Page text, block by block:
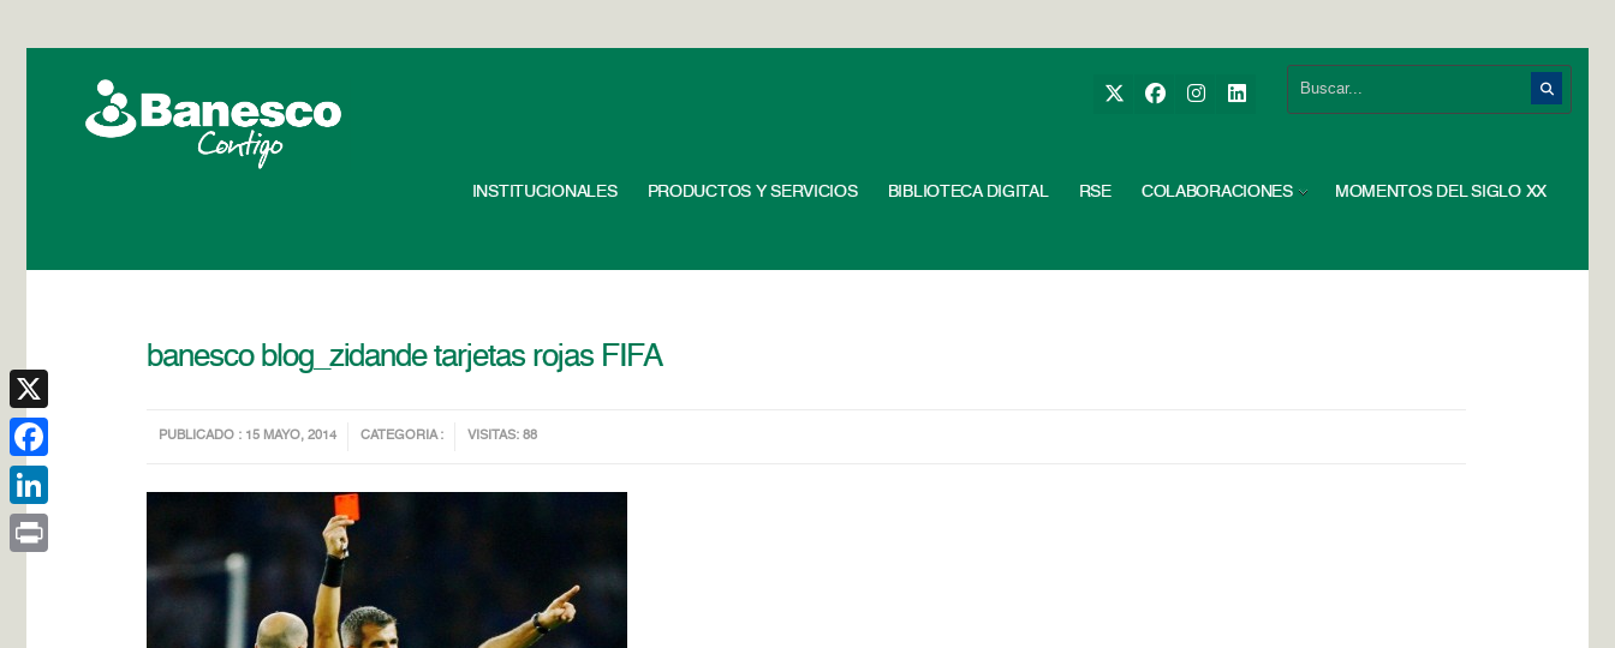
INSTITUCIONALES PRODUCTOS Y SERVICIOS BIBLIOTECA DIGITAL RSE COLABORACIONES MOMENTOS DEL SIGLO XX
banesco blog_zidande tarjetas rojas FIFA
PUBLICADO : 15 MAYO, 2014 CATEGORIA : VISITAS: 88
X
Facebook
LinkedIn